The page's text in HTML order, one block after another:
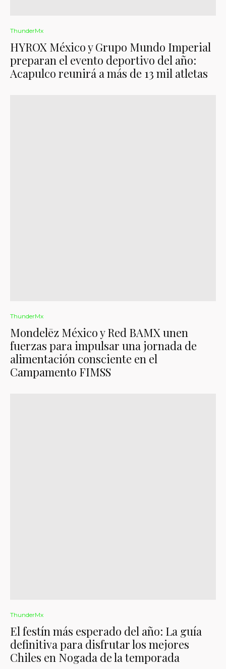
ThunderMx
HYROX México y Grupo Mundo Imperial
preparan el evento deportivo del año:
Acapulco reunirá a más de 13 mil atletas
ThunderMx
Mondelēz México y Red BAMX unen
fuerzas para impulsar una jornada de
alimentación consciente en el
Campamento FIMSS
ThunderMx
El festín más esperado del año: La guía
definitiva para disfrutar los mejores
Chiles en Nogada de la temporada